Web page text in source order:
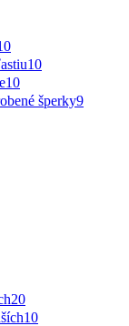
10
10
šperky9
20
10